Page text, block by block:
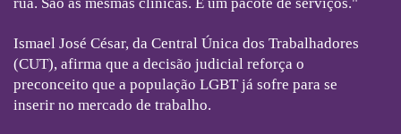
Ismael José César, da Central Única dos Trabalhadores
(CUT), afirma que a decisão judicial reforça o
preconceito que a população LGBT já sofre para se
inserir no mercado de trabalho.